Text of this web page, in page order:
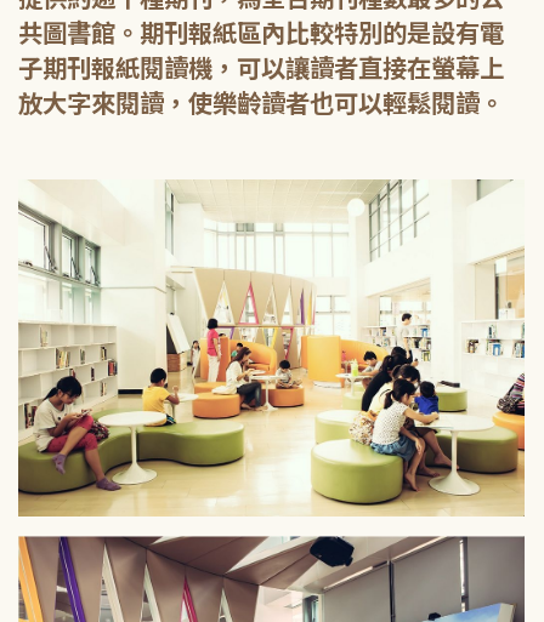
共圖書館。期刊報紙區內比較特別的是設有電
子期刊報紙閱讀機，可以讓讀者直接在螢幕上
放大字來閱讀，使樂齡讀者也可以輕鬆閱讀。